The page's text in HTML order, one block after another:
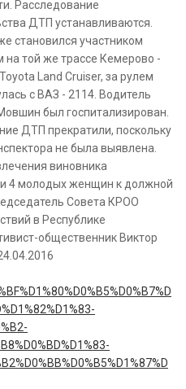
Расследование
ДТП устанавливаются.
становился участником
на той же трассе Кемерово -
Land Cruiser, за рулем
с ВАЗ - 2114. Водитель
был госпитализирован.
ДТП прекратили, поскольку
не была выявлена.
виновника
4 молодых женщин к должной
Совета КРОО
в Республике
общественник Виктор